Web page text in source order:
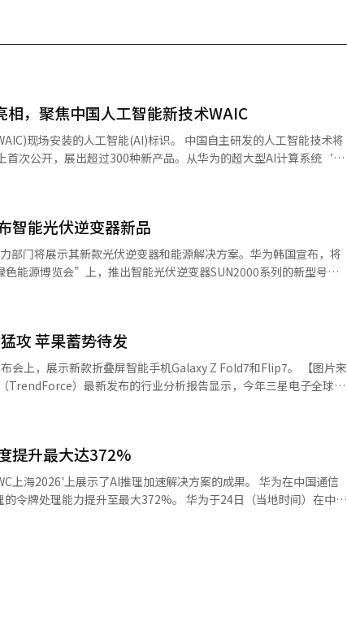
，聚焦中国人工智能新技术WAIC
智能(AI)标识。 中国自主研发的人工智能技术将
首次公开，展出超过300种新产品。从华为的超大型AI计算系统‘阿
预计将在美国对中国的高科技半导体出口限制下，全面展示中国
米，约1100家
全球首发。最受关注的产品是华为的超大型AI计算系统‘阿特拉斯
机，具备超级计算机级别的AI计算能力，能够进行超大规模AI模型
上首次介绍，并将在此次WAIC上首次展示原型机。 此外，中
AI代理操作系统(OS)，全球首款AI代理智能手机，下一代3D近似
席，首次举行高层WAIC学术会议。深度学习领域的权威乔舒亚·本
及2025年诺贝尔化学奖得主奥马尔·亚吉等将发表演讲。 中国
合作，力争在全球AI治理中占据主导地位。实际上，今年国家发展
造福世界’案例集和‘AI合作发展行动计划’。该行动计划将包括
国际合作的内容。 去年，中国在WAIC上提出降
简报会上表示：“去年中国AI相关产业规模已超过1万亿元，
将在技术创新、产业应用、安全治理等方面加强沟通与交流，探
。”※ 本报道经人工智能（AI）系统翻译与编辑。
智能光伏逆变器新品
部门将展示其新款光伏逆变器和能源解决方案。华为韩国宣布，将
能源博览会”上，推出智能光伏逆变器SUN2000系列的新型号及
配备A.F.C.I（电弧故障断路功能）、S.S.L.D（串级断路功能）和
稳定性能。大规模电站用SUN2000-330KTL-H1(300kW)型号扩大
I-V曲线诊断功能增强了维护效率。展会期间，展台还将举办技术研
型技术及能源存储系统（ESS）趋势。华为韩国计划通过这些展
解决方案。华为韩国CEO王发言表示：“我们希望通过结合数字技
展。希望此次展会成为了解最新技术和分享行业趋势的契机。”※
攻 苹果蓄势待发
会上，展示新款折叠屏智能手机Galaxy Z Fold7和Flip7。 【图片来
测，本年度全球可折叠手机出货量预计达约1980万部，同比实现
的市场份额跃居全球第二位，与三星的差距缩小至约1个百分
升，分别从去年的6%和5.5%增长至今年的9.1%和7.6%。小米的
中国品牌合计将占据8.5%的市场份额。 集邦咨询指出，尽
屏幕折痕优化以及产品形态创新等方面继续保持技术领先优势，
提升最大达372%
上展示了AI推理加速解决方案的成果。 华为在中国通信
至最大372%。 华为于24日（当地时间）在中国
了'AI推理加速解决方案'的验证成果。 该解决方案基于华